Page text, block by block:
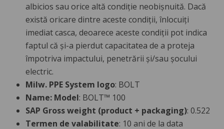
albicios sau orice altă condiție neobișnuită. Dacă
există oricare dintre aceste condiții, înlocuiți
imediat casca, deoarece aceste condiții pot indica
faptul că și-a pierdut capacitatea de a proteja
împotriva impactului, penetrării și/sau șocului
electric.
Milw. PPE System logo: BOLT
Name: Model: BOLT™ 100
SAP Gross weight (product + packaging): 0.522
Termen de valabilitate: 10 ani de la data